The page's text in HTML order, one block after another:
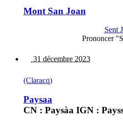
Mont San Joan
Sent
Prononcer
31 décembre 2023
(Claracq)
Paysaa
CN : Paysàa IGN :